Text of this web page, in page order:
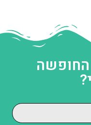
החופשה